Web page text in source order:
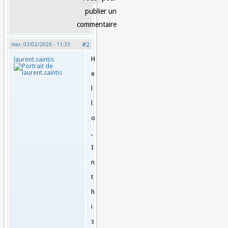
publier un
commentaire
mar, 03/02/2026 - 11:33
#2
laurent.saintis
H
e
l
l
o
I
n
t
h
i
s